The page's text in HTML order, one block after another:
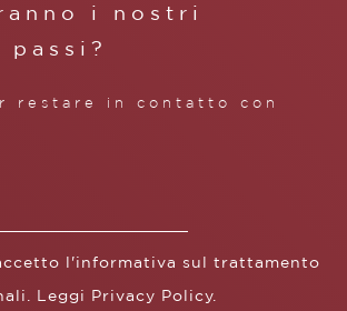
i nostri
passi?
restare in contatto con
l'informativa sul trattamento
Leggi Privacy Policy.